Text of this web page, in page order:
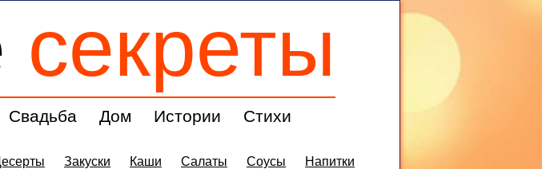
секреты
Свадьба Дом Истории Стихи
Закуски Каши Салаты Соусы
Напитки